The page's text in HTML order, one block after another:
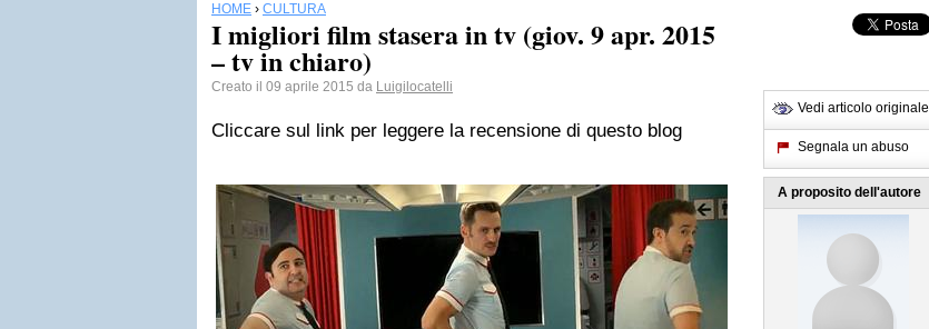
HOME › CULTURA
I migliori film stasera in tv (giov. 9 apr. 2015
– tv in chiaro)
Creato il 09 aprile 2015 da Luigilocatelli
Cliccare sul link per leggere la recensione di questo blog
Vedi articolo originale
Segnala un abuso
A proposito dell'autore